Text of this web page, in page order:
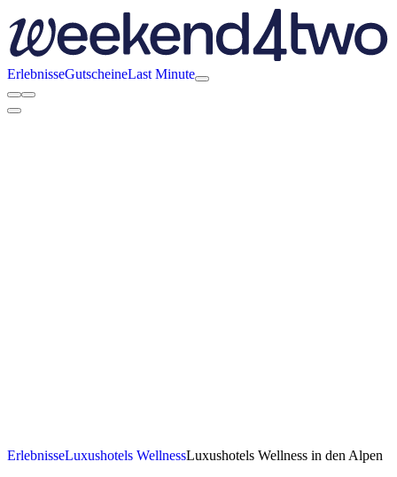
ErlebnisseGutscheineLast Minute
ErlebnisseLuxushotels WellnessLuxushotels Wellness in den Alpen